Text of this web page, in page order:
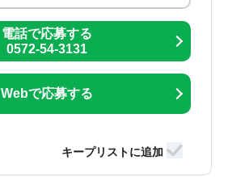
電話で応募する
0572-54-3131
Webで応募する